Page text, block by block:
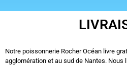
Notre poissonnerie Rocher Océan livre
agglomération et au sud de Nantes.